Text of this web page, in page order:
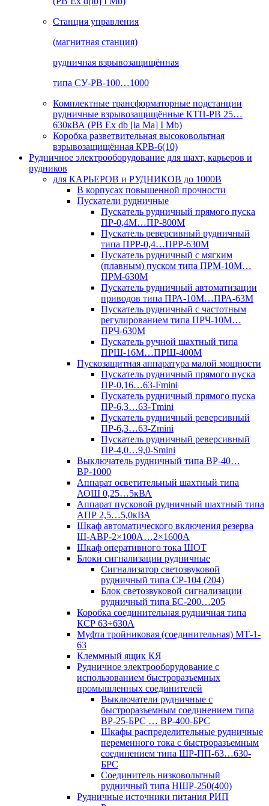
Станция управления
(магнитная станция)
рудничная взрывозащищённая
типа СУ-РВ-100…1000
Комплектные трансформаторные подстанции
рудничные взрывозащищённые КТП-РВ 25…
630кВА (РВ Ex db [ia Ma] I Mb)
Коробка разветвительная высоковольтная
взрывозащищённая КРВ-6(10)
Рудничное электрооборудование для шахт, карьеров и
рудников
для КАРЬЕРОВ и РУДНИКОВ до 1000В
В корпусах повышенной прочности
Пускатели рудничные
Пускатель рудничный прямого пуска
ПР-0,4М…ПР-800М
Пускатель реверсивный рудничный
типа ПРР-0,4…ПРР-630М
Пускатель рудничный с мягким
(плавным) пуском типа ПРМ-10М…
ПРМ-630М
Пускатель рудничный автоматизации
приводов типа ПРА-10М…ПРА-63М
Пускатель рудничный с частотным
регулированием типа ПРЧ-10М…
ПРЧ-630М
Пускатель ручной шахтный типа
ПРШ-16М…ПРШ-400М
Пускозащитная аппаратура малой мощности
Пускатель рудничный прямого пуска
ПР-0,16…63-Fmini
Пускатель рудничный прямого пуска
ПР-6,3…63-Tmini
Пускатель рудничный реверсивный
ПР-6,3…63-Zmini
Пускатель рудничный реверсивный
ПР-4,0…9,0-Smini
Выключатель рудничный типа ВР-40…
ВР-1000
Аппарат осветительный шахтный типа
АОШ 0,25…5кВА
Аппарат пусковой рудничный шахтный типа
АПР 2,5…5,0кВА
Шкаф автоматического включения резерва
Ш-АВР-2×100А…2×1600А
Шкаф оперативного тока ШОТ
Блоки сигнализации рудничные
Сигнализатор светозвуковой
рудничный типа СР-104 (204)
Блок светозвуковой сигнализации
рудничный типа БС-200…205
Коробка соединительная рудничная типа
КСР 63÷630А
Муфта тройниковая (соединительная) МТ-1-
63
Клеммный ящик КЯ
Рудничное электрооборудование с
использованием быстроразъемных
промышленных соединителей
Выключатели рудничные с
быстроразъемным соединением типа
ВР-25-БРС … ВР-400-БРС
Шкафы распределительные рудничные
переменного тока с быстроразъемным
соединением типа ШР-ПП-63…630-
БРС
Соединитель низковольтный
рудничный типа НШР-250(400)
Рудничные источники питания РИП